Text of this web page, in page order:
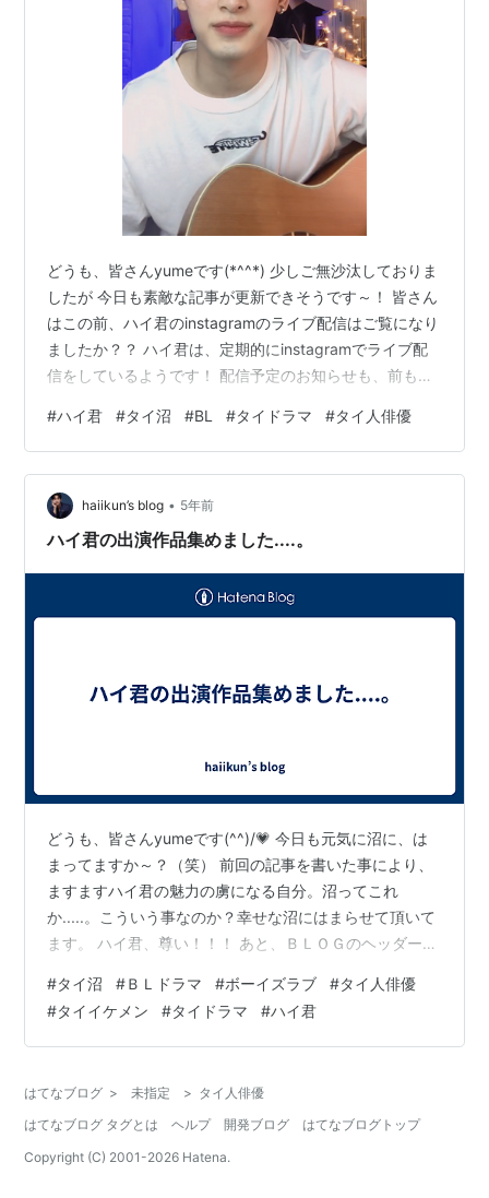
どうも、皆さんyumeです(*^^*) 少しご無沙汰しておりま
したが 今日も素敵な記事が更新できそうです～！ 皆さん
はこの前、ハイ君のinstagramのライブ配信はご覧になり
ましたか？？ ハイ君は、定期的にinstagramでライブ配
信をしているようです！ 配信予定のお知らせも、前もっ
を簡単に、紹介したいと思っています♪ なぜなら、日本の
話題を話しているところがあるので！！！ びっくり
～！！ やっぱり日本好きなんだ！( *´艸｀) きゃ～！ハイ
君、また今度日本に来るのかな？ いつか会えたりしない
かな？ と興奮してしまう始末....。（笑） …
#ハイ君 #タイ沼 #BL #タイドラマ #タイ人俳優
haiikun’s blog • 5年前
ハイ君の出演作品集めました....。
どうも、皆さんyumeです(^^)/💗 今日も元気に沼に、は
まってますか～？（笑） 前回の記事を書いた事により、
ますますハイ君の魅力の虜になる自分。沼ってこれ
か.....。こういう事なのか？幸せな沼にはまらせて頂いて
ます。 ハイ君、尊い！！！ あと、ＢＬＯＧのヘッダーを
今回は、ハイ君の出演作品を紹介したいと思います。 前
回でもお世話になったタイ人の友人に、一通り、動画を
送ってもらいましたので 貼り付けちゃいます～💛(^^)/ ハ
ュンキュンしましょう！ ①น้องใหม่ร้ายบริสุทธ…
#タイ沼 #ＢＬドラマ #ボーイズラブ #タイ人俳優
#タイイケメン #タイドラマ #ハイ君
はてなブログ > 未指定 > タイ人俳優
はてなブログ タグとは
ヘルプ 開発ブログ
はてなブログトップ
Copyright (C) 2001-2026 Hatena.